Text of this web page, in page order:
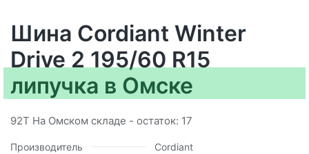
Шина Cordiant Winter
Drive 2 195/60 R15
липучка в Омске
92T На Омском складе - остаток: 17
Производитель
Cordiant